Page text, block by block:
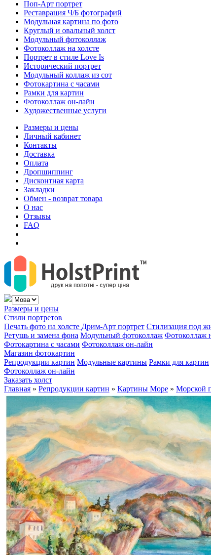
Поп-Арт портрет
Реставрация Ч/Б фотографий
Модульная картина по фото
Круглый и овальный холст
Модульный фотоколлаж
Фотоколлаж на холсте
Портрет в стиле Love Is
Исторический портрет
Модульный коллаж из сот
Фотокартина с часами
Рамки для картин
Фотоколлаж он-лайн
Художественные услуги
Размеры и цены
Личный кабинет
Контакты
Доставка
Оплата
Дропшиппинг
Дисконтная карта
Закладки
Обмен - возврат товара
О нас
Отзывы
FAQ
Размеры и цены
Стили портретов
Печать фото на холсте Дрим-Арт портрет Стилизация под
Ретушь и замена фона Модульный фотоколлаж Фотоколлаж
Фотокартина с часами Фотоколлаж он-лайн
Магазин фотокартин
Репродукции картин Модульные картины Рамки для картин
Фотоколлаж он-лайн
Заказать холст
Главная » Репродукции картин » Картины Море » Морской